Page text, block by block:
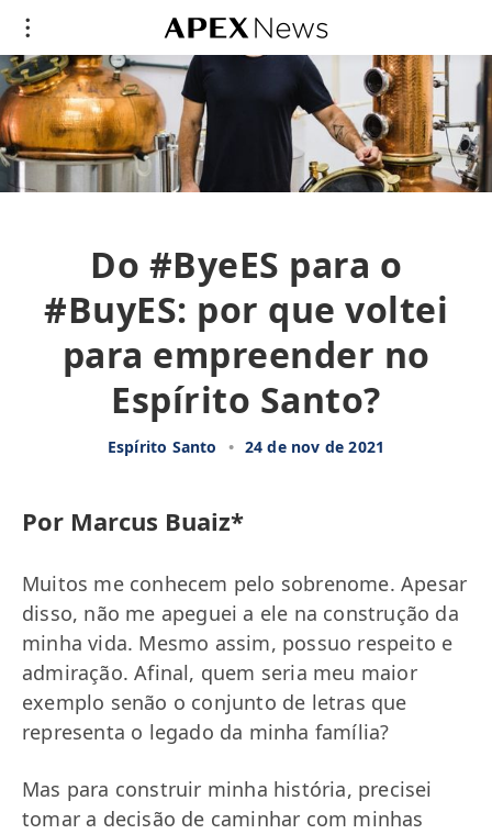
Do #ByeES para o
#BuyES: por que voltei
para empreender no
Espírito Santo?
Espírito Santo • 24 de nov de 2021
Por Marcus Buaiz*
Muitos me conhecem pelo sobrenome. Apesar
disso, não me apeguei a ele na construção da
minha vida. Mesmo assim, possuo respeito e
admiração. Afinal, quem seria meu maior
exemplo senão o conjunto de letras que
representa o legado da minha família?
Mas para construir minha história, precisei
tomar a decisão de caminhar com minhas